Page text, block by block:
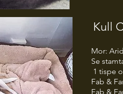
Kull
Mor:
Se
1 tispe
Fab &
Fab &